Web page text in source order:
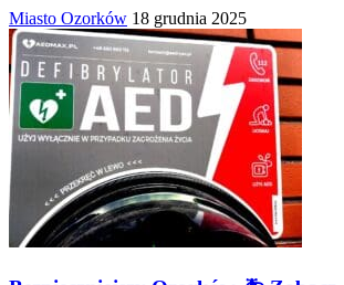
Miasto Ozorków 18 grudnia 2025